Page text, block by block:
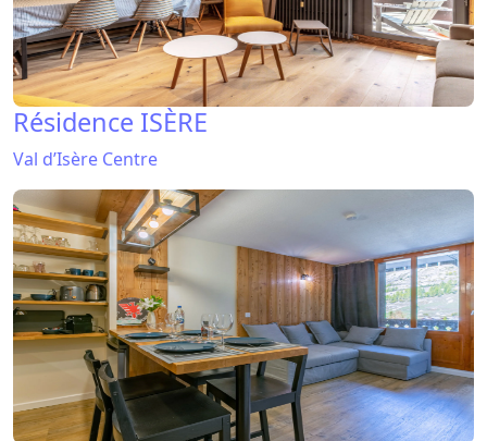
Résidence ISÈRE
Val d’Isère Centre